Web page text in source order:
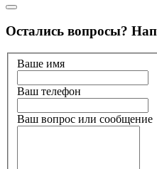
Остались вопросы?
Ваше имя
Ваш телефон
Ваш вопрос или сообщение